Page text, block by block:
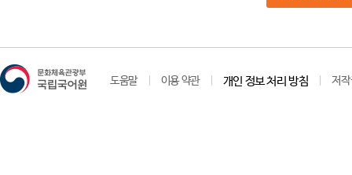
도움말 이용 약관 개인 정보 처리 방침 저